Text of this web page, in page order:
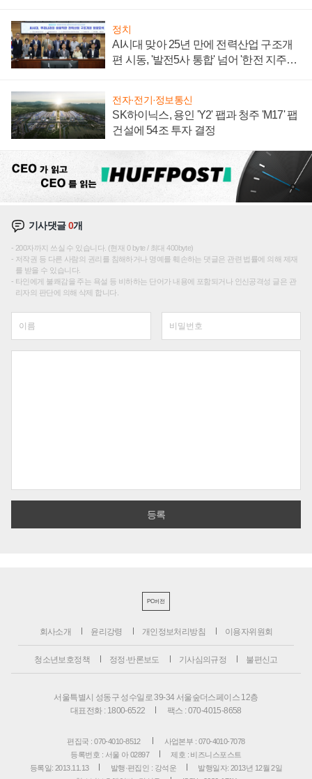
정치
AI시대 맞아 25년 만에 전력산업 구조개
편 시동, '발전5사 통합' 넘어 '한전 지주사'
전자·전기·정보통신
SK하이닉스, 용인 'Y2' 팹과 청주 'M17' 팹
건설에 54조 투자 결정
기사댓글0개
200자까지 쓰실 수 있습니다. (현재 0 byte / 최대 400byte)
저작권 등 다른 사람의 권리를 침해하거나 명예를 훼손하는 댓글은 관련 법률에 의해 제재
를 받을 수 있습니다.
타인에게 불쾌감을 주는 욕설 등 비하하는 단어가 내용에 포함되거나 인신공격성 글은 관
리자의 판단에 의해 삭제 합니다.
PC버전
회사소개 윤리강령 개인정보처리방침 이용자위원회
청소년보호정책 정정·반론보도 기사심의규정 불편신고
서울특별시 성동구 성수일로 39-34 서울숲더스페이스 12층
대표전화 : 1800-6522
팩스 : 070-4015-8658
편집국 : 070-4010-8512
사업본부 : 070-4010-7078
등록번호 : 서울 아 02897
제호 : 비즈니스포스트
등록일: 2013.11.13
발행·편집인 : 강석운
발행일자: 2013년 12월 2일